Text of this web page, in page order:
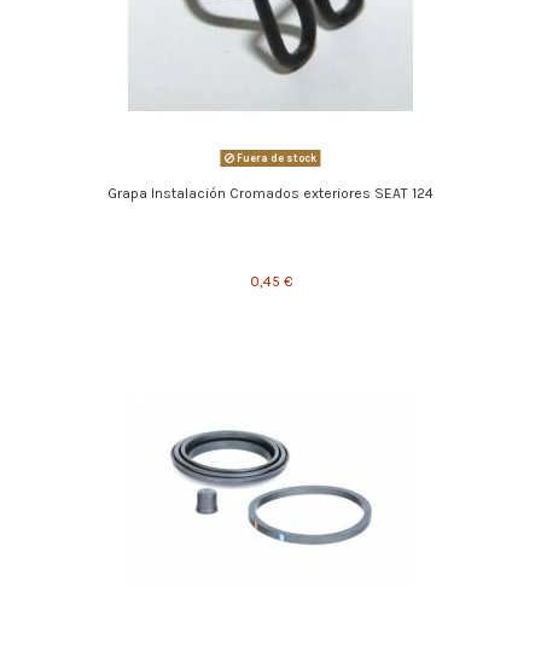
Fuera de stock
Grapa Instalación Cromados exteriores SEAT 124
0,45 €